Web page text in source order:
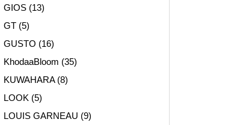
GIOS (13)
GT (5)
GUSTO (16)
KhodaaBloom (35)
KUWAHARA(8)
LOOK (5)
LOUIS GARNEAU (9)